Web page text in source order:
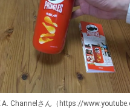
Channelさん（https://